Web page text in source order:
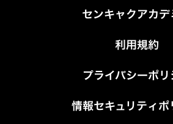
センキャクアカデ
利用規約
プライバシーポ
情報セキュリティポ